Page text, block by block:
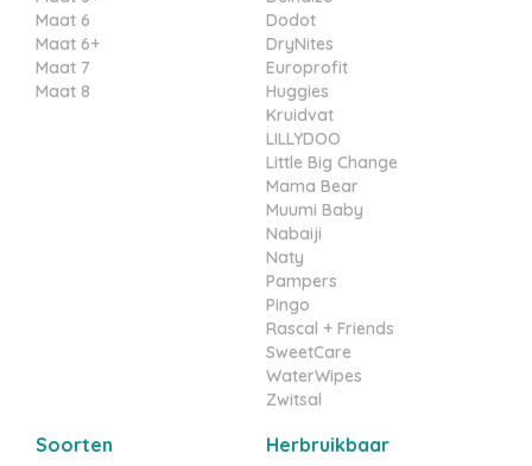
Maat 6
Maat 6+
Maat 7
Maat 8
Dodot
DryNites
Europrofit
Huggies
Kruidvat
LILLYDOO
Little Big Change
Mama Bear
Muumi Baby
Nabaiji
Naty
Pampers
Pingo
Rascal + Friends
SweetCare
WaterWipes
Zwitsal
Soorten Herbruikbaar